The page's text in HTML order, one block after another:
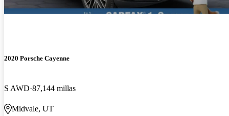
2020 Porsche Cayenne
S AWD 87,144 millas
Midvale, UT